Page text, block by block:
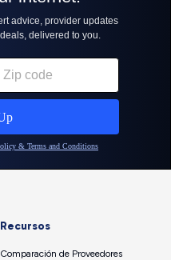
Recursos
Comparación de Proveedores